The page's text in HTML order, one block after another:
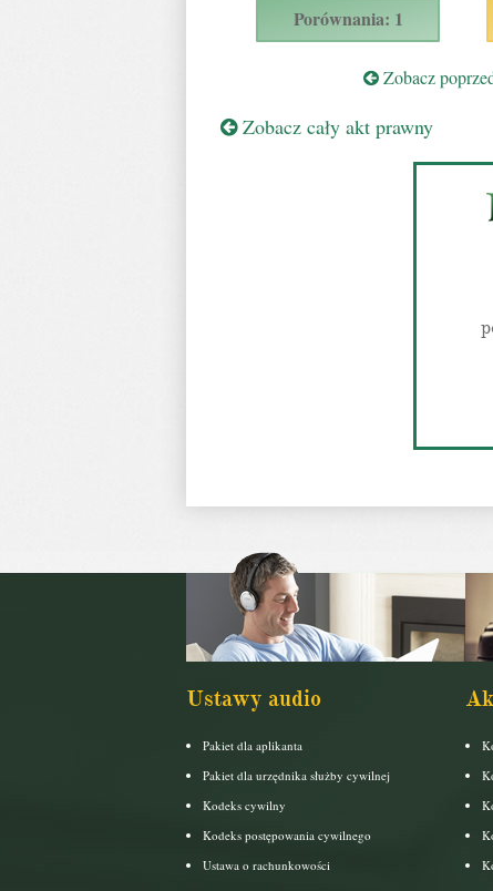
Porównania: 1
Zobacz
Zobacz cały akt prawny
Ustawy audio
Pakiet dla aplikanta
Pakiet dla urzędnika służby cywilnej
Kodeks cywilny
Kodeks postępowania cywilnego
Ustawa o rachunkowości